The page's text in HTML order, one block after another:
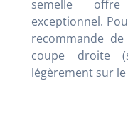
semelle
exceptionnel.
recommande
coupe droite
légèrement sur